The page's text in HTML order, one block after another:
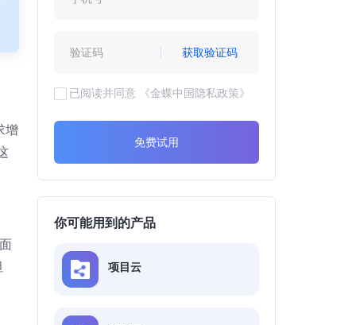
增
获取验证码
已阅读并同意 《金蝶中国隐私政策》
免费试用
你可能用到的产品
项目云